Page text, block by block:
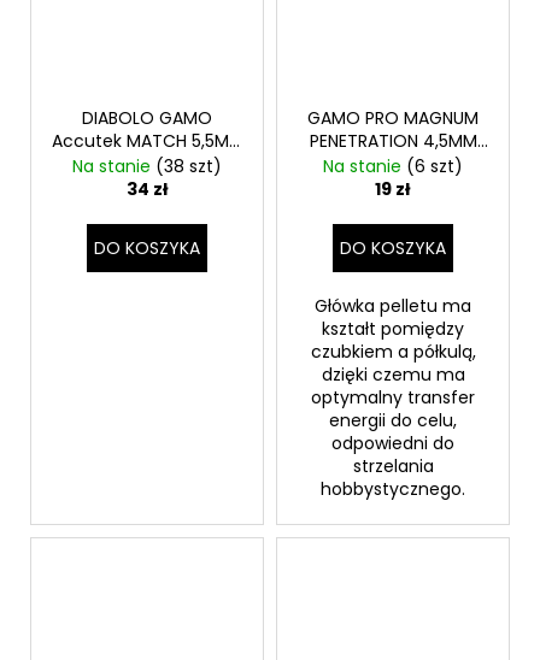
DIABOLO GAMO
Accutek MATCH 5,5MM
250 szt.
Na stanie (38 szt)
34 zł
DO KOSZYKA
GAMO PRO MAGNUM
PENETRATION 4,5MM
250 szt.
Na stanie (6 szt)
19 zł
DO KOSZYKA
Główka pelletu ma
kształt pomiędzy
czubkiem a półkulą,
dzięki czemu ma
optymalny transfer
energii do celu,
odpowiedni do
strzelania
hobbystycznego.